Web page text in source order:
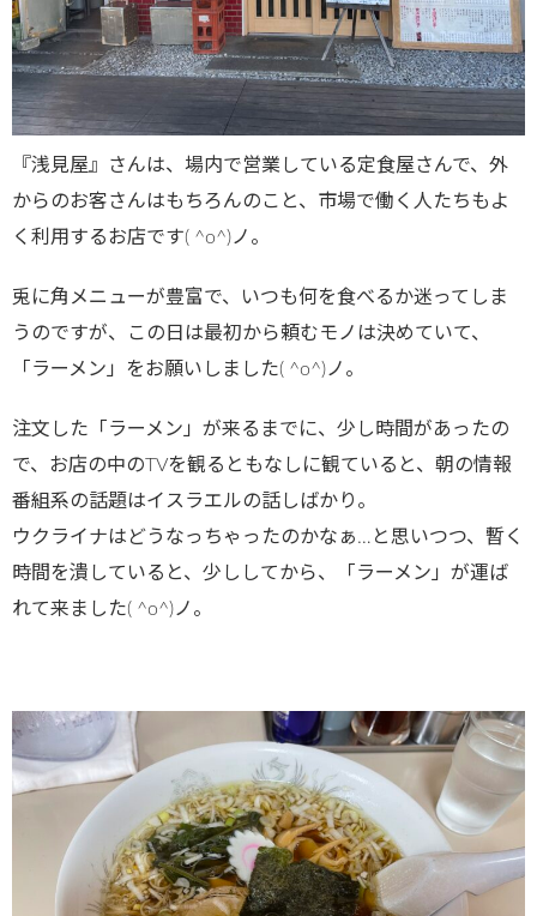
『浅見屋』さんは、場内で営業している定食屋さんで、外
からのお客さんはもちろんのこと、市場で働く人たちもよ
く利用するお店です( ^o^)ノ。
兎に角メニューが豊富で、いつも何を食べるか迷ってしま
うのですが、この日は最初から頼むモノは決めていて、
「ラーメン」をお願いしました( ^o^)ノ。
注文した「ラーメン」が来るまでに、少し時間があったの
で、お店の中のTVを観るともなしに観ていると、朝の情報
番組系の話題はイスラエルの話しばかり。
ウクライナはどうなっちゃったのかなぁ…と思いつつ、暫く
時間を潰していると、少ししてから、「ラーメン」が運ば
れて来ました( ^o^)ノ。